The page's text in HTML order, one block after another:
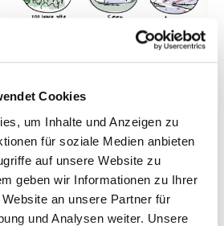
Cookies
um Inhalte und Anzeigen zu
für soziale Medien anbieten
auf unsere Website zu
geben wir Informationen zu Ihrer
an unsere Partner für
und Analysen weiter. Unsere
nicht angezeigt werden, da die
zu akzeptieren und das Video
anzuzeigen!
welche Bedingungen eine Fläche
damit sie eine KlimaWildnis-Fläche